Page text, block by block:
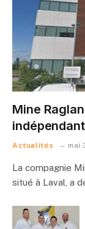
Mine
indépendant
Actualités mai
La compagnie
situé à Laval, a